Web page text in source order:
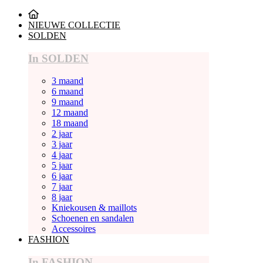
NIEUWE COLLECTIE
SOLDEN
In SOLDEN
3 maand
6 maand
9 maand
12 maand
18 maand
2 jaar
3 jaar
4 jaar
5 jaar
6 jaar
7 jaar
8 jaar
Kniekousen & maillots
Schoenen en sandalen
Accessoires
FASHION